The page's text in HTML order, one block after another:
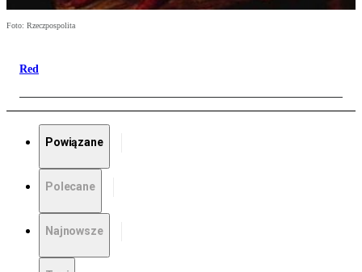
Foto: Rzeczpospolita
Red
Powiązane
Polecane
Najnowsze